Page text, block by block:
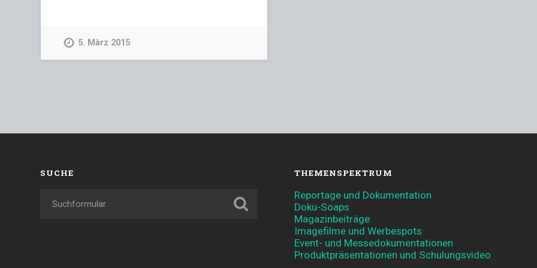
5. März 2015
SUCHE THEMENSPEKTRUM
Reportage und Dokumentation
Doku-Soaps
Magazinbeiträge
Imagefilme und Werbespots
Event- und Messedokumentationen
Produktpräsentationen und Schulungsvideo